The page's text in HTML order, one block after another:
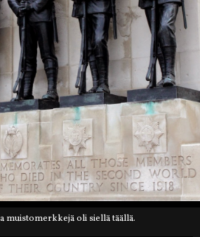
muistomerkkejä oli siellä täällä.